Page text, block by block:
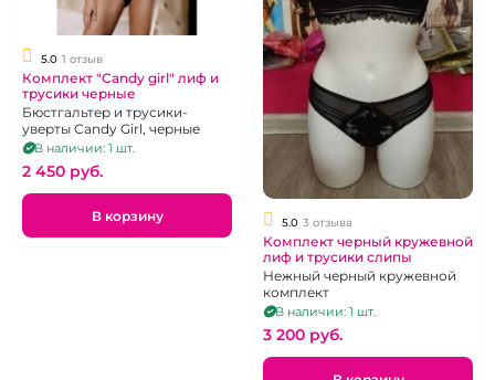
5.0 1 отзыв
Комплект "Candy girl" лиф и
трусики черные
Бюстгальтер и трусики-
уверты Candy Girl, черные
В наличии: 1 шт.
2 450 pуб.
В корзину 5.0 3 отзыва
Комплект черный кружевной
лиф и трусики слипы
Нежный черный кружевной
комплект
В наличии: 1 шт.
3 200 pуб.